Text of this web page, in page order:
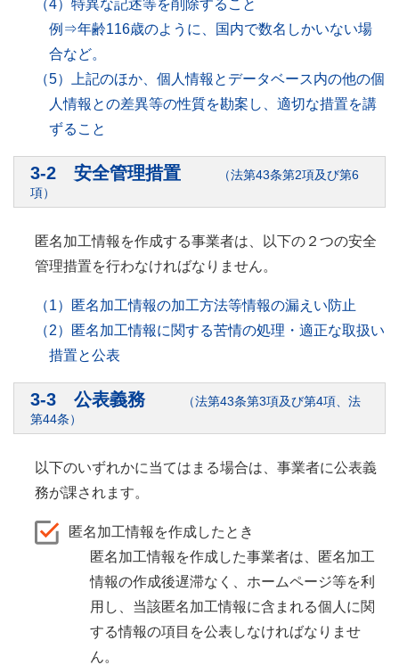
（4）特異な記述等を削除すること
例⇒年齢116歳のように、国内で数名しかいない場
合など。
（5）上記のほか、個人情報とデータベース内の他の個
人情報との差異等の性質を勘案し、適切な措置を講
ずること
3-2 安全管理措置
（法第43条第2項及び第6
項）
匿名加工情報を作成する事業者は、以下の２つの安全
管理措置を行わなければなりません。
（1）匿名加工情報の加工方法等情報の漏えい防止
（2）匿名加工情報に関する苦情の処理・適正な取扱い
措置と公表
3-3 公表義務
（法第43条第3項及び第4項、法
第44条）
以下のいずれかに当てはまる場合は、事業者に公表義
務が課されます。
匿名加工情報を作成したとき
匿名加工情報を作成した事業者は、匿名加工
情報の作成後遅滞なく、ホームページ等を利
用し、当該匿名加工情報に含まれる個人に関
する情報の項目を公表しなければなりませ
ん。